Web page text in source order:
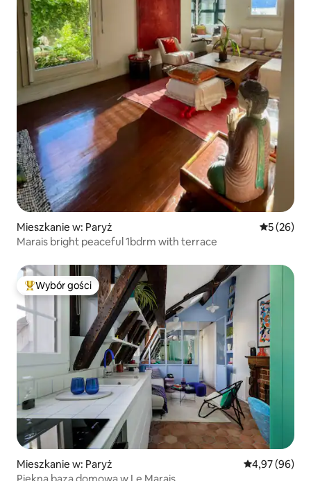
Mieszkanie w: Paryż Średnia
5 (26)
Marais bright peaceful 1bdrm with terrace
Najpopularniejsze z kategorii Wybór gości
Wybór gości
Mieszkanie w: Paryż Średnia
4,97 (96)